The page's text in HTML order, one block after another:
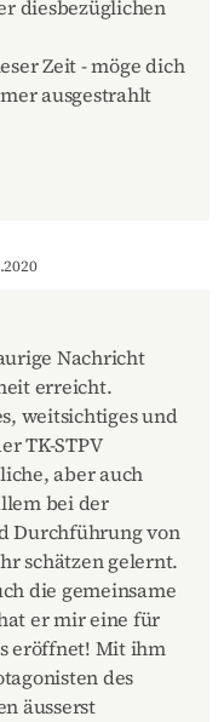
diesbezüglichen
Zeit - möge dich
ausgestrahlt
Nachricht
erreicht.
weitsichtiges und
TK-STPV
aber auch
bei der
Durchführung von
schätzen gelernt.
die gemeinsame
er mir eine für
eröffnet! Mit ihm
des
äusserst